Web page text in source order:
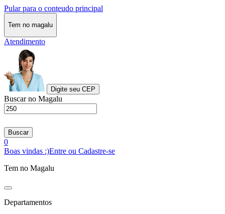
Pular para o conteudo principal
Tem no magalu
Atendimento
Digite seu CEP
Buscar no Magalu
Buscar
0
Boas vindas :)Entre ou Cadastre-se
Tem no Magalu
Departamentos